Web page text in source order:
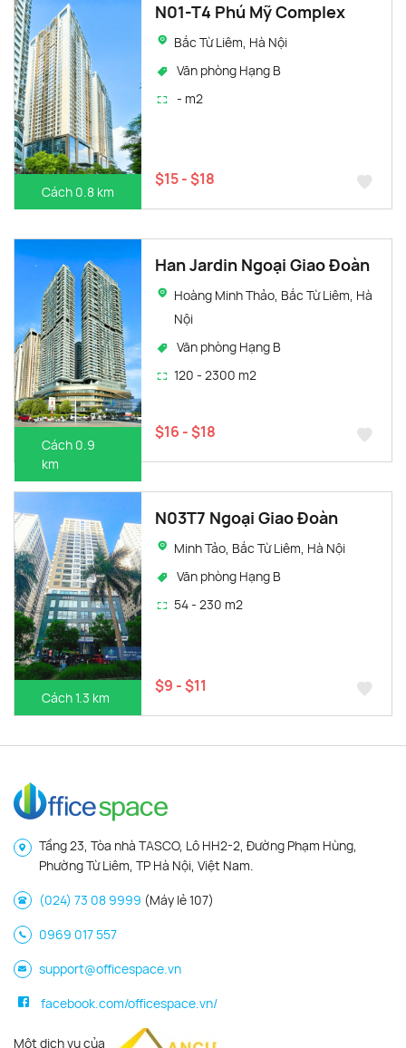
Cách 0.8 km
N01-T4 Phú Mỹ Complex
Bắc Từ Liêm, Hà Nội
Văn phòng Hạng B
- m2
$15 - $18
Cách 0.9
km
Han Jardin Ngoại Giao Đoàn
Hoàng Minh Thảo, Bắc Từ Liêm, Hà
Nội
Văn phòng Hạng B
120 - 2300 m2
$16 - $18
Cách 1.3 km
N03T7 Ngoại Giao Đoàn
Minh Tảo, Bắc Từ Liêm, Hà Nội
Văn phòng Hạng B
54 - 230 m2
$9 - $11
Tầng 23, Tòa nhà TASCO, Lô HH2-2, Đường Phạm Hùng,
Phường Từ Liêm, TP Hà Nội, Việt Nam.
(024) 73 08 9999 (Máy lẻ 107)
0969 017 557
support@officespace.vn
facebook.com/officespace.vn/
Một dịch vụ của